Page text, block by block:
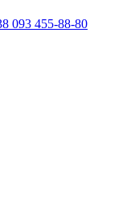
093 455-88-80